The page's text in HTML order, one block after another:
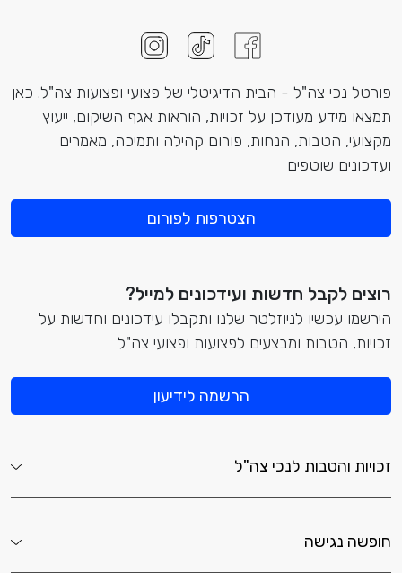
פורטל נכי צה"ל - הבית הדיגיטלי של פצועי ופצועות צה"ל. כאן
תמצאו מידע מעודכן על זכויות, הוראות אגף השיקום, ייעוץ
מקצועי, הטבות, הנחות, פורום קהילה ותמיכה, מאמרים
ועדכונים שוטפים
הצטרפות לפורום
רוצים לקבל חדשות ועידכונים למייל?
הירשמו עכשיו לניוזלטר שלנו ותקבלו עידכונים וחדשות על
זכויות, הטבות ומבצעים לפצועות ופצועי צה"ל
הרשמה לידיעון
זכויות והטבות לנכי צה"ל
חופשה נגישה